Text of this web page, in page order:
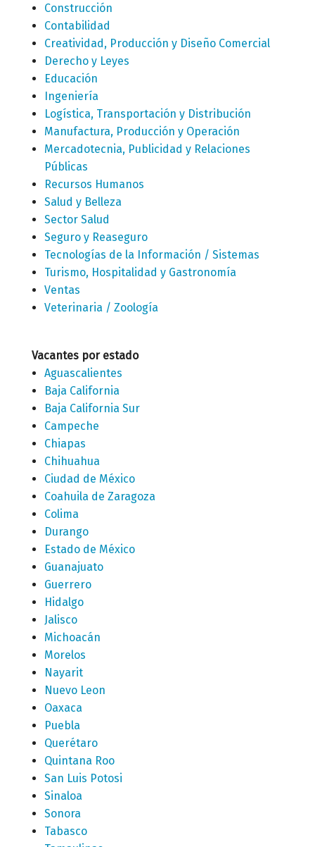
Construcción
Contabilidad
Creatividad, Producción y Diseño Comercial
Derecho y Leyes
Educación
Ingeniería
Logística, Transportación y Distribución
Manufactura, Producción y Operación
Mercadotecnia, Publicidad y Relaciones
Públicas
Recursos Humanos
Salud y Belleza
Sector Salud
Seguro y Reaseguro
Tecnologías de la Información / Sistemas
Turismo, Hospitalidad y Gastronomía
Ventas
Veterinaria / Zoología
Vacantes por estado
Aguascalientes
Baja California
Baja California Sur
Campeche
Chiapas
Chihuahua
Ciudad de México
Coahuila de Zaragoza
Colima
Durango
Estado de México
Guanajuato
Guerrero
Hidalgo
Jalisco
Michoacán
Morelos
Nayarit
Nuevo Leon
Oaxaca
Puebla
Querétaro
Quintana Roo
San Luis Potosi
Sinaloa
Sonora
Tabasco